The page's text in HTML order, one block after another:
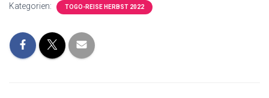
Kategorien: TOGO-REISE HERBST 2022